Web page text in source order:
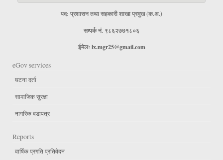
पद: प्रशासन तथा सहकारी शाखा प्रमुख (क.अ.)
सम्पर्क नं. ९८६२७७१८०६
ईमेलः lx.mgr25@gmail.com
eGov services
घटना दर्ता
सामाजिक सुरक्षा
नागरिक वडापत्र
Reports
वार्षिक प्रगति प्रतिवेदन